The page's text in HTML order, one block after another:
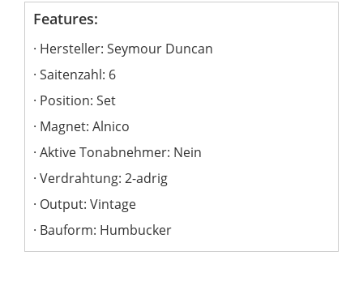
Features:
Hersteller: Seymour Duncan
Saitenzahl: 6
Position: Set
Magnet: Alnico
Aktive Tonabnehmer: Nein
Verdrahtung: 2-adrig
Output: Vintage
Bauform: Humbucker